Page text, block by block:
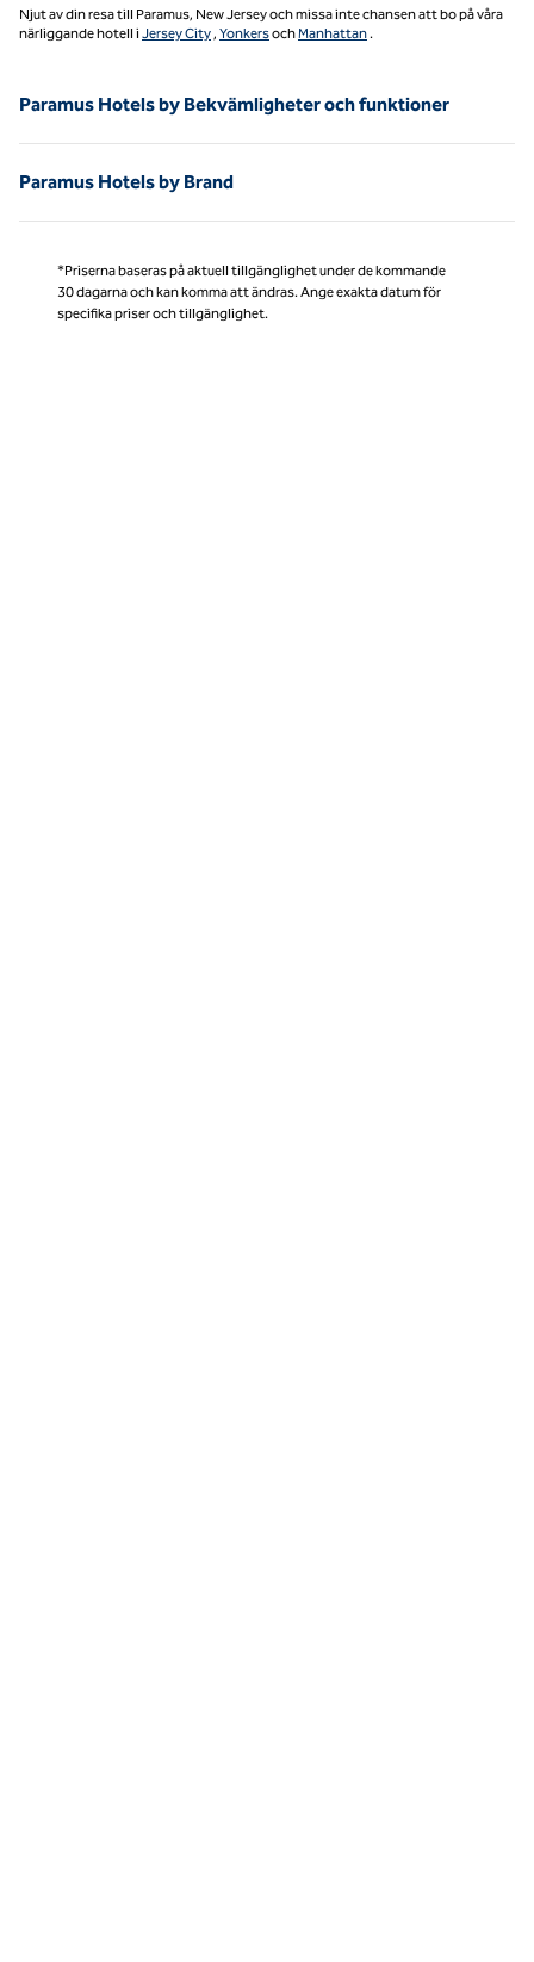
Njut av din resa till Paramus, New Jersey och missa inte chansen att bo på våra
närliggande hotell iJersey City , YonkersochManhattan .
Paramus Hotels by Bekvämligheter och funktioner
Paramus Hotels by Brand
*Priserna baseras på aktuell tillgänglighet under de kommande
30 dagarna och kan komma att ändras. Ange exakta datum för
specifika priser och tillgänglighet.